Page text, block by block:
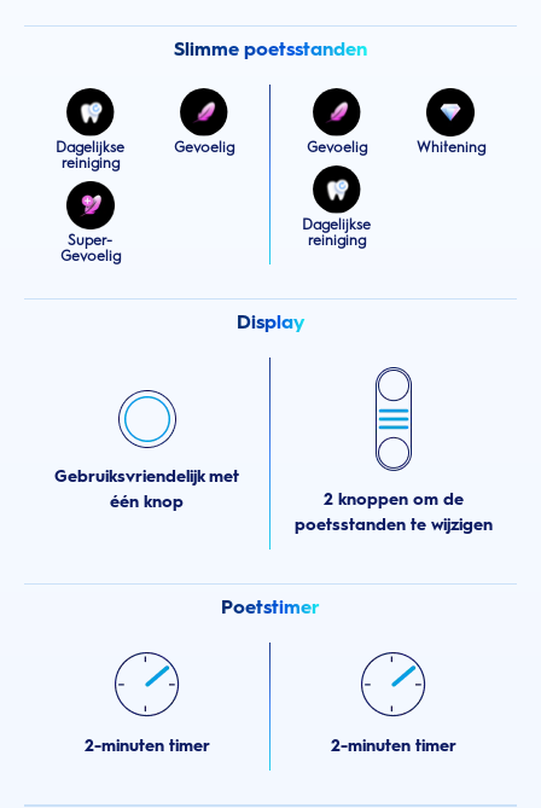
Slimme poetsstanden
Dagelijkse
reiniging
Gevoelig
Super-
Gevoelig
Gevoelig Whitening
Dagelijkse
reiniging
Display
Gebruiksvriendelijk met
één knop
2 knoppen om de
poetsstanden te wijzigen
Poetstimer
2-minuten timer 2-minuten timer